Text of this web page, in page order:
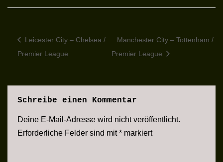
Leicester City – Chelsea /
Premier League
Manchester City – Tottenham /
Premier League
Schreibe einen Kommentar
Deine E-Mail-Adresse wird nicht veröffentlicht.
Erforderliche Felder sind mit* markiert